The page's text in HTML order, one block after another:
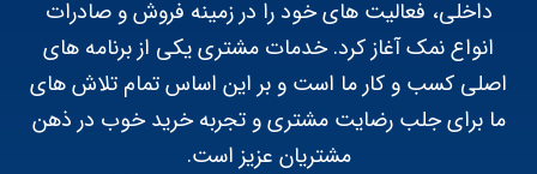
داخلی، فعالیت های خود را در زمینه فروش و صادرات
انواع نمک آغاز کرد. خدمات مشتری یکی از برنامه های
اصلی کسب و کار ما است و بر این اساس تمام تلاش های
ما برای جلب رضایت مشتری و تجربه خرید خوب در ذهن
مشتریان عزیز است.